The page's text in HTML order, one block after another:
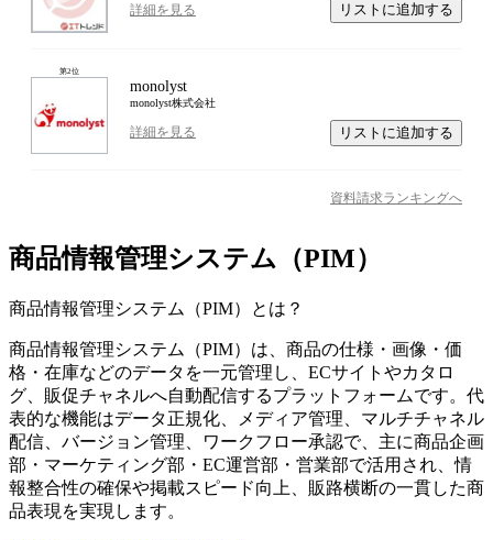
詳細を見る リストに追加する
第2位
monolyst
monolyst株式会社
詳細を見る リストに追加する
資料請求ランキングへ
商品情報管理システム（PIM）
商品情報管理システム（PIM） とは？
商品情報管理システム（PIM）は、商品の仕様・画像・価
格・在庫などのデータを一元管理し、ECサイトやカタロ
グ、販促チャネルへ自動配信するプラットフォームです。代
表的な機能はデータ正規化、メディア管理、マルチチャネル
配信、バージョン管理、ワークフロー承認で、主に商品企画
部・マーケティング部・EC運営部・営業部で活用され、情
報整合性の確保や掲載スピード向上、販路横断の一貫した商
品表現を実現します。